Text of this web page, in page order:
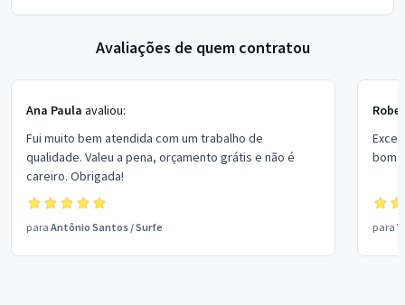
Avaliações de quem contratou
Ana Paula avaliou:
Fui muito bem atendida com um trabalho de
qualidade. Valeu a pena, orçamento grátis e não é
careiro. Obrigada!
para Antônio Santos /Surfe
bom
para